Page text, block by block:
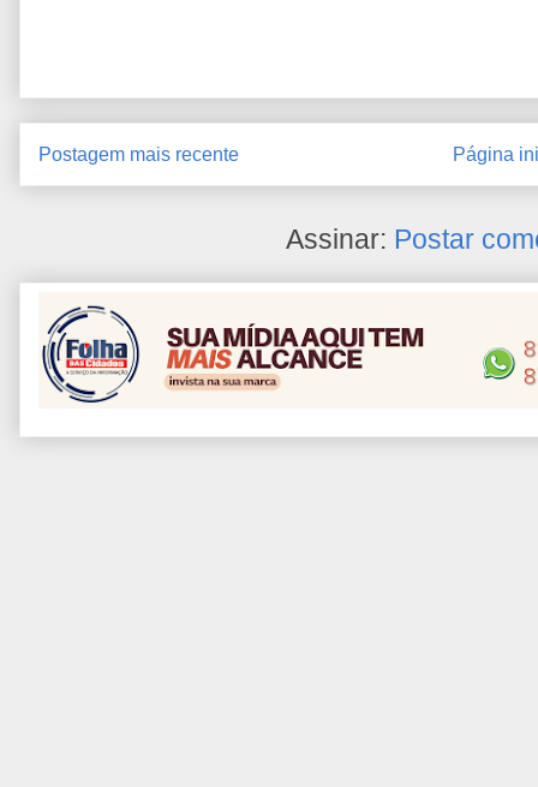
Postagem mais recente Página
Assinar: Postar